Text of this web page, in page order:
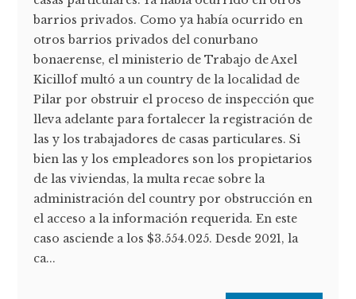
barrios privados. Como ya había ocurrido en
otros barrios privados del conurbano
bonaerense, el ministerio de Trabajo de Axel
Kicillof multó a un country de la localidad de
Pilar por obstruir el proceso de inspección que
lleva adelante para fortalecer la registración de
las y los trabajadores de casas particulares. Si
bien las y los empleadores son los propietarios
de las viviendas, la multa recae sobre la
administración del country por obstrucción en
el acceso a la información requerida. En este
caso asciende a los $3.554.025. Desde 2021, la
ca...